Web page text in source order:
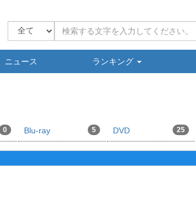
ニュース ランキング
0 Blu-ray 5 DVD 25